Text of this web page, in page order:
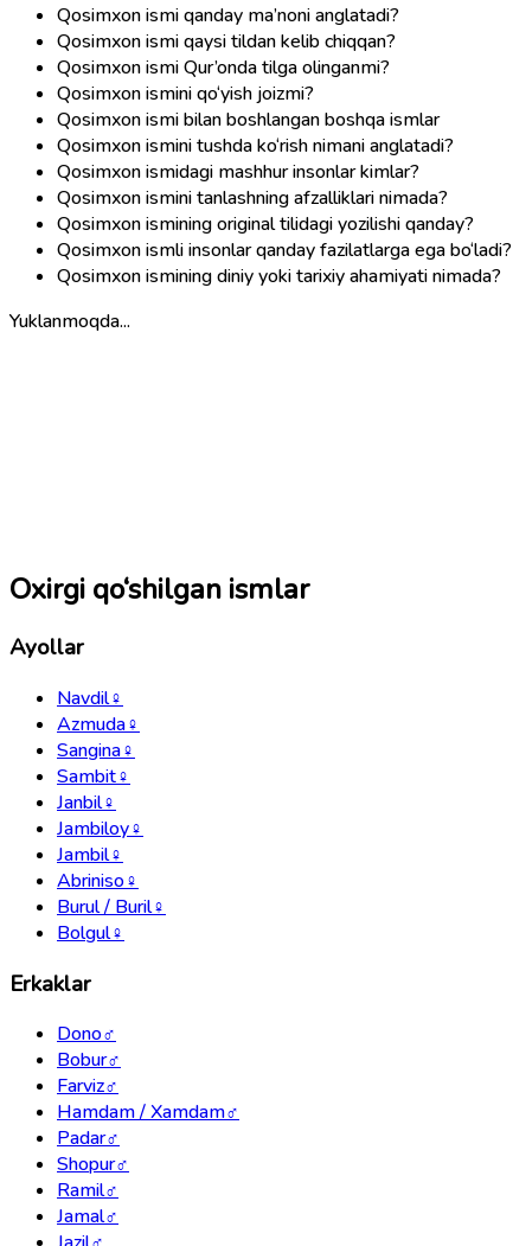
Qosimxon ismi qanday ma’noni anglatadi?
Qosimxon ismi qaysi tildan kelib chiqqan?
Qosimxon ismi Qur’onda tilga olinganmi?
Qosimxon ismini qo‘yish joizmi?
Qosimxon ismi bilan boshlangan boshqa ismlar
Qosimxon ismini tushda ko‘rish nimani anglatadi?
Qosimxon ismidagi mashhur insonlar kimlar?
Qosimxon ismini tanlashning afzalliklari nimada?
Qosimxon ismining original tilidagi yozilishi qanday?
Qosimxon ismli insonlar qanday fazilatlarga ega bo‘ladi?
Qosimxon ismining diniy yoki tarixiy ahamiyati nimada?
Yuklanmoqda...
Oxirgi qo‘shilgan ismlar
Ayollar
Navdil♀
Azmuda♀
Sangina♀
Sambit♀
Janbil♀
Jambiloy♀
Jambil♀
Abriniso♀
Burul / Buril♀
Bolgul♀
Erkaklar
Dono♂
Bobur♂
Farviz♂
Hamdam / Xamdam♂
Padar♂
Shopur♂
Ramil♂
Jamal♂